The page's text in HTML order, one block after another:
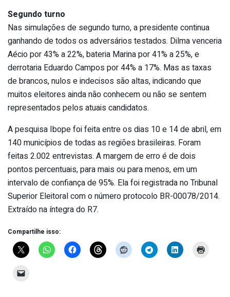
Segundo turno
Nas simulações de segundo turno, a presidente continua
ganhando de todos os adversários testados. Dilma venceria
Aécio por 43% a 22%, bateria Marina por 41% a 25%, e
derrotaria Eduardo Campos por 44% a 17%. Mas as taxas
de brancos, nulos e indecisos são altas, indicando que
muitos eleitores ainda não conhecem ou não se sentem
representados pelos atuais candidatos.
A pesquisa Ibope foi feita entre os dias 10 e 14 de abril, em
140 municípios de todas as regiões brasileiras. Foram
feitas 2.002 entrevistas. A margem de erro é de dois
pontos percentuais, para mais ou para menos, em um
intervalo de confiança de 95%. Ela foi registrada no Tribunal
Superior Eleitoral com o número protocolo BR-00078/2014.
Extraído na íntegra do R7.
Compartilhe isso: